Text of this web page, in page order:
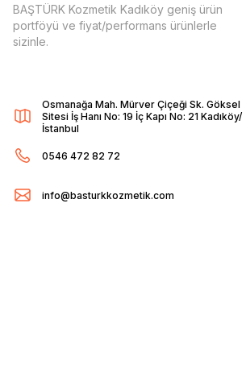
BAŞTÜRK Kozmetik Kadıköy geniş ürün
portföyü ve fiyat/performans ürünlerle
sizinle.
Osmanağa Mah. Mürver Çiçeği Sk. Göksel
Sitesi İş Hanı No: 19 İç Kapı No: 21 Kadıköy/
İstanbul
0546 472 82 72
info@basturkkozmetik.com